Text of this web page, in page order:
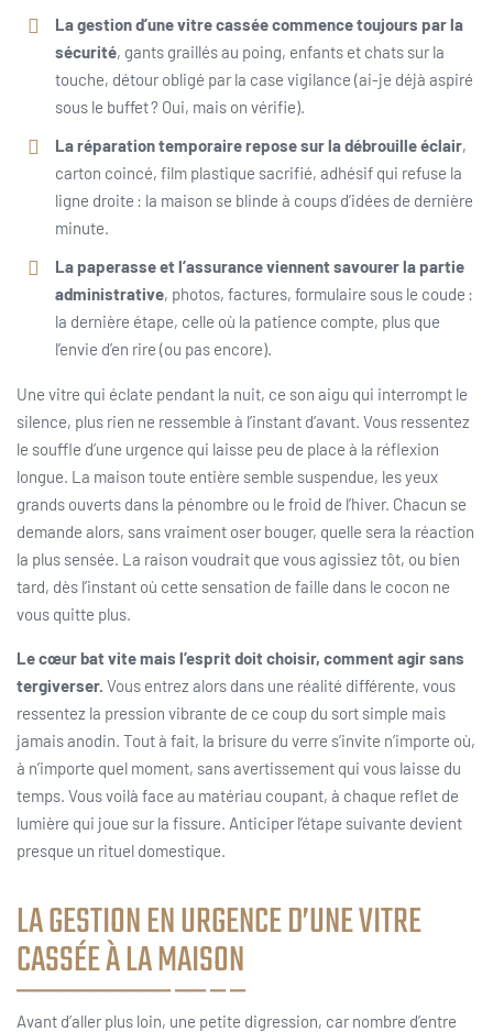
La gestion d’une vitre cassée commence toujours par la
sécurité, gants graillés au poing, enfants et chats sur la
touche, détour obligé par la case vigilance (ai-je déjà aspiré
sous le buffet ? Oui, mais on vérifie).
La réparation temporaire repose sur la débrouille éclair,
carton coincé, film plastique sacrifié, adhésif qui refuse la
ligne droite : la maison se blinde à coups d’idées de dernière
minute.
La paperasse et l’assurance viennent savourer la partie
administrative, photos, factures, formulaire sous le coude :
la dernière étape, celle où la patience compte, plus que
l’envie d’en rire (ou pas encore).
Une vitre qui éclate pendant la nuit, ce son aigu qui interrompt le
silence, plus rien ne ressemble à l’instant d’avant. Vous ressentez
le souffle d’une urgence qui laisse peu de place à la réflexion
longue. La maison toute entière semble suspendue, les yeux
grands ouverts dans la pénombre ou le froid de l’hiver. Chacun se
demande alors, sans vraiment oser bouger, quelle sera la réaction
la plus sensée. La raison voudrait que vous agissiez tôt, ou bien
tard, dès l’instant où cette sensation de faille dans le cocon ne
vous quitte plus.
Le cœur bat vite mais l’esprit doit choisir, comment agir sans
tergiverser. Vous entrez alors dans une réalité différente, vous
ressentez la pression vibrante de ce coup du sort simple mais
jamais anodin. Tout à fait, la brisure du verre s’invite n’importe où,
à n’importe quel moment, sans avertissement qui vous laisse du
temps. Vous voilà face au matériau coupant, à chaque reflet de
lumière qui joue sur la fissure. Anticiper l’étape suivante devient
presque un rituel domestique.
LA GESTION EN URGENCE D’UNE VITRE
CASSÉE À LA MAISON
Avant d’aller plus loin, une petite digression, car nombre d’entre